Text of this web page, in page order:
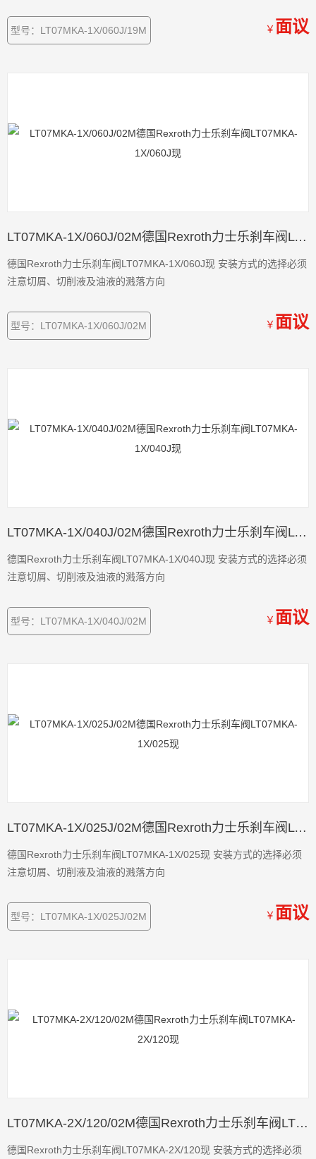
型号：LT07MKA-1X/060J/19M ￥ 面议
LT07MKA-1X/060J/02M德国Rexroth力士乐刹车阀LT07MKA-1X/060J现
德国Rexroth力士乐刹车阀LT07MKA-1X/060J现 安装方式的选择必须
注意切屑、切削液及油液的溅落方向
型号：LT07MKA-1X/060J/02M ￥ 面议
LT07MKA-1X/040J/02M德国Rexroth力士乐刹车阀LT07MKA-1X/040J现
德国Rexroth力士乐刹车阀LT07MKA-1X/040J现 安装方式的选择必须
注意切屑、切削液及油液的溅落方向
型号：LT07MKA-1X/040J/02M ￥ 面议
LT07MKA-1X/025J/02M德国Rexroth力士乐刹车阀LT07MKA-1X/025现
德国Rexroth力士乐刹车阀LT07MKA-1X/025现 安装方式的选择必须
注意切屑、切削液及油液的溅落方向
型号：LT07MKA-1X/025J/02M ￥ 面议
LT07MKA-2X/120/02M德国Rexroth力士乐刹车阀LT07MKA-2X/120现
德国Rexroth力士乐刹车阀LT07MKA-2X/120现 安装方式的选择必须